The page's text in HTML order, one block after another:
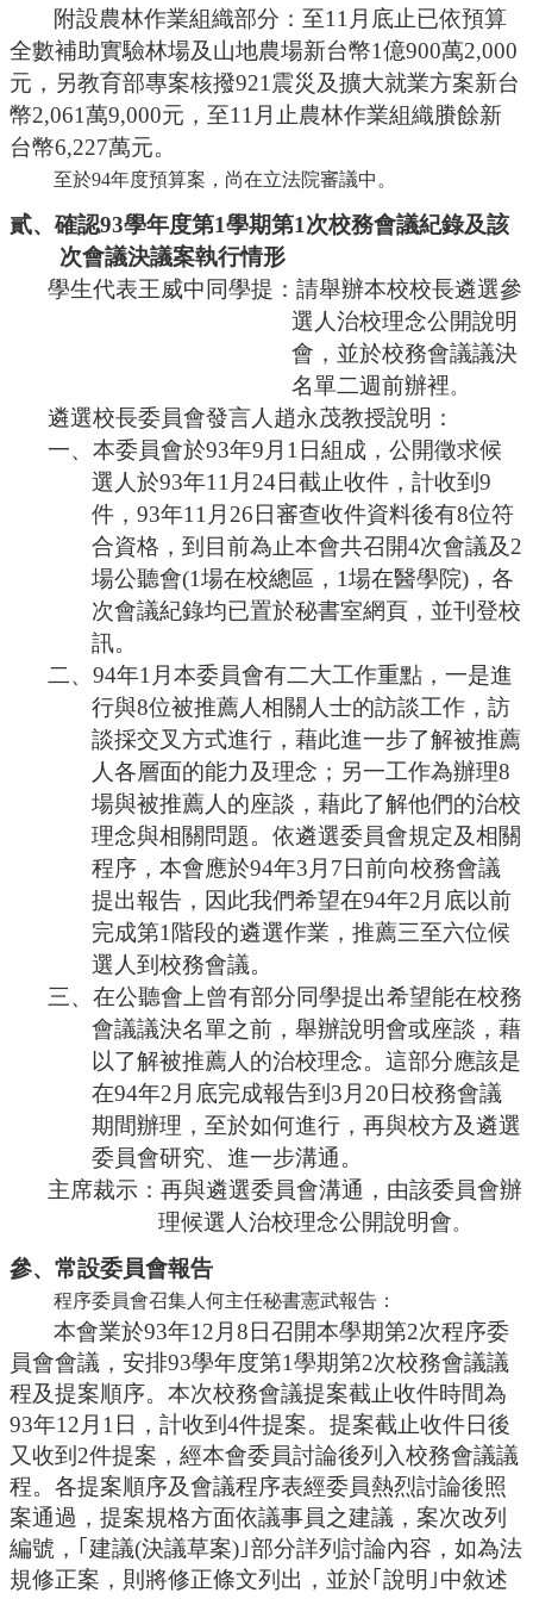
附設農林作業組織部分：至11月底止已依預算
全數補助實驗林場及山地農場新台幣1億900萬2,000
元，另教育部專案核撥921震災及擴大就業方案新台
幣2,061萬9,000元，至11月止農林作業組織賸餘新
台幣6,227萬元。
至於94年度預算案，尚在立法院審議中。
貳、確認93學年度第1學期第1次校務會議紀錄及該
次會議決議案執行情形
學生代表王威中同學提：請舉辦本校校長遴選參
選人治校理念公開說明
會，並於校務會議議決
名單二週前辦裡。
遴選校長委員會發言人趙永茂教授說明：
一、本委員會於93年9月1日組成，公開徵求候
選人於93年11月24日截止收件，計收到9
件，93年11月26日審查收件資料後有8位符
合資格，到目前為止本會共召開4次會議及2
場公聽會(1場在校總區，1場在醫學院)，各
次會議紀錄均已置於秘書室網頁，並刊登校
訊。
二、 94年1月本委員會有二大工作重點，一是進
行與8位被推薦人相關人士的訪談工作，訪
談採交叉方式進行，藉此進一步了解被推薦
人各層面的能力及理念；另一工作為辦理8
場與被推薦人的座談，藉此了解他們的治校
理念與相關問題。依遴選委員會規定及相關
程序，本會應於94年3月7日前向校務會議
提出報告，因此我們希望在94年2月底以前
完成第1階段的遴選作業，推薦三至六位候
選人到校務會議。
三、在公聽會上曾有部分同學提出希望能在校務
會議議決名單之前，舉辦說明會或座談，藉
以了解被推薦人的治校理念。這部分應該是
在94年2月底完成報告到3月20日校務會議
期間辦理，至於如何進行，再與校方及遴選
委員會研究、進一步溝通。
主席裁示：再與遴選委員會溝通，由該委員會辦
理候選人治校理念公開說明會。
參、常設委員會報告
程序委員會召集人何主任秘書憲武報告：
本會業於93年12月8日召開本學期第2次程序委
員會會議，安排93學年度第1學期第2次校務會議議
程及提案順序。本次校務會議提案截止收件時間為
93年12月1日，計收到4件提案。提案截止收件日後
又收到2件提案，經本會委員討論後列入校務會議議
程。各提案順序及會議程序表經委員熱烈討論後照
案通過，提案規格方面依議事員之建議，案次改列
編號，｢建議(決議草案)｣部分詳列討論內容，如為法
規修正案，則將修正條文列出，並於｢說明｣中敘述